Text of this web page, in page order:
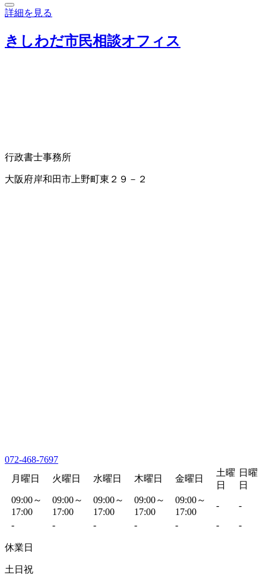
詳細を見る
きしわだ市民相談オフィス
行政書士事務所
大阪府岸和田市上野町東２９－２
072-468-7697
月曜日
火曜日 水曜日 木曜日 金曜日
土曜
日
日曜
日
09:00～
17:00
09:00～
17:00
09:00～
17:00
09:00～
17:00
09:00～
17:00
-
-
-
- - - - - -
休業日
土日祝